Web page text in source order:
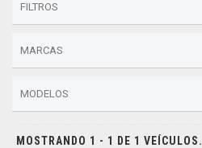
FILTROS
MARCAS
MODELOS
MOSTRANDO 1 - 1 DE 1 VEÍCULOS.